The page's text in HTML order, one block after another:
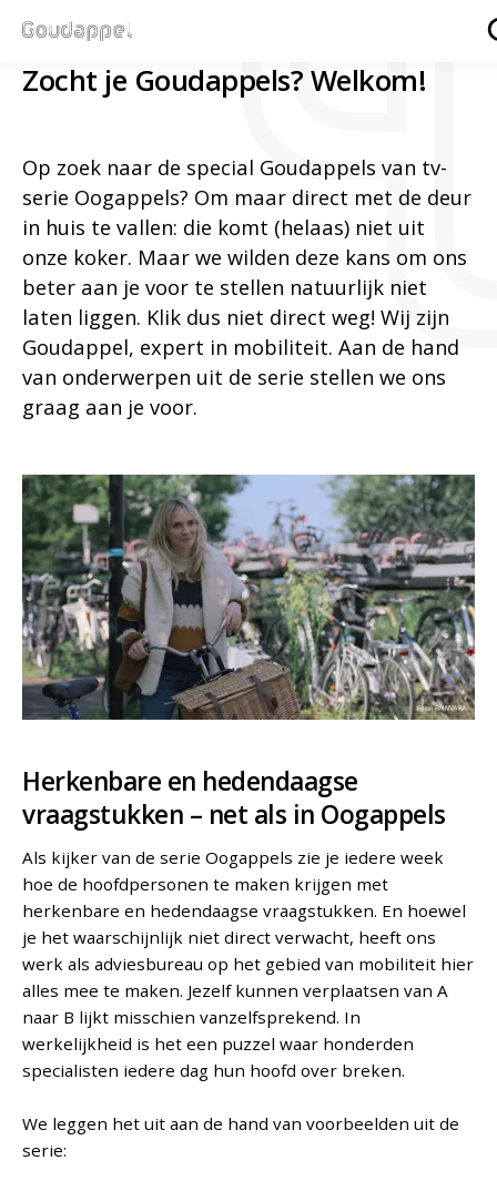
Zocht je Goudappels? Welkom!
Op zoek naar de special Goudappels van tv-
serie Oogappels? Om maar direct met de deur
in huis te vallen: die komt (helaas) niet uit
onze koker. Maar we wilden deze kans om ons
beter aan je voor te stellen natuurlijk niet
laten liggen. Klik dus niet direct weg! Wij zijn
Goudappel, expert in mobiliteit. Aan de hand
van onderwerpen uit de serie stellen we ons
graag aan je voor.
Herkenbare en hedendaagse
vraagstukken – net als in Oogappels
Als kijker van de serie Oogappels zie je iedere week
hoe de hoofdpersonen te maken krijgen met
herkenbare en hedendaagse vraagstukken. En hoewel
je het waarschijnlijk niet direct verwacht, heeft ons
werk als adviesbureau op het gebied van mobiliteit hier
alles mee te maken. Jezelf kunnen verplaatsen van A
naar B lijkt misschien vanzelfsprekend. In
werkelijkheid is het een puzzel waar honderden
specialisten iedere dag hun hoofd over breken.
We leggen het uit aan de hand van voorbeelden uit de
serie: